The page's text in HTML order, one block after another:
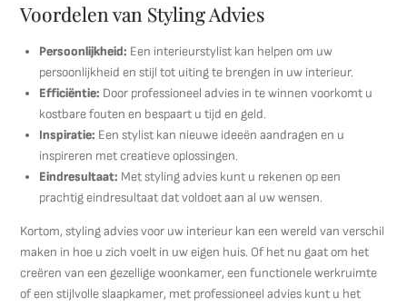
Voordelen van Styling Advies
Persoonlijkheid: Een interieurstylist kan helpen om uw
persoonlijkheid en stijl tot uiting te brengen in uw interieur.
Efficiëntie: Door professioneel advies in te winnen voorkomt u
kostbare fouten en bespaart u tijd en geld.
Inspiratie: Een stylist kan nieuwe ideeën aandragen en u
inspireren met creatieve oplossingen.
Eindresultaat: Met styling advies kunt u rekenen op een
prachtig eindresultaat dat voldoet aan al uw wensen.
Kortom, styling advies voor uw interieur kan een wereld van verschil
maken in hoe u zich voelt in uw eigen huis. Of het nu gaat om het
creëren van een gezellige woonkamer, een functionele werkruimte
of een stijlvolle slaapkamer, met professioneel advies kunt u het